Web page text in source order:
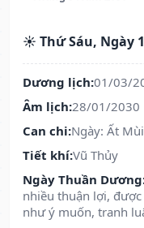
☀️ Thứ Sáu, Ngày
Dương lịch:01/03/
Âm lịch:28/01/2030
Can chi:Ngày: Ất
Tiết khí:Vũ Thủy
Ngày Thuần
nhiều thuận lợi,
như ý muốn, tranh